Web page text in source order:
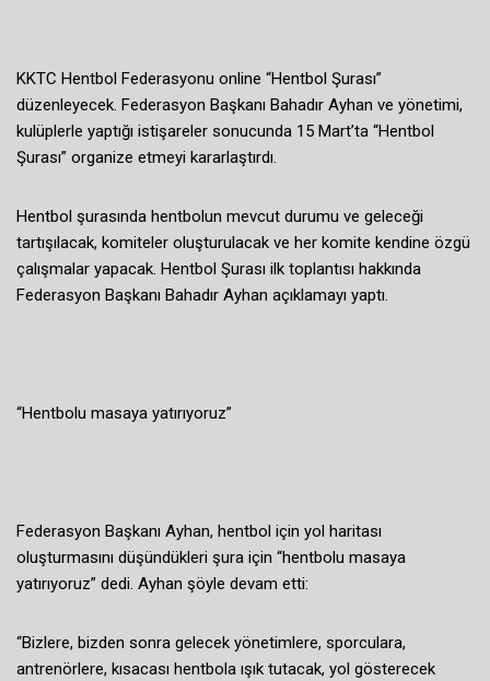
KKTC Hentbol Federasyonu online “Hentbol Şurası”
düzenleyecek. Federasyon Başkanı Bahadır Ayhan ve yönetimi,
kulüplerle yaptığı istişareler sonucunda 15 Mart’ta “Hentbol
Şurası” organize etmeyi kararlaştırdı.
Hentbol şurasında hentbolun mevcut durumu ve geleceği
tartışılacak, komiteler oluşturulacak ve her komite kendine özgü
çalışmalar yapacak. Hentbol Şurası ilk toplantısı hakkında
Federasyon Başkanı Bahadır Ayhan açıklamayı yaptı.
“Hentbolu masaya yatırıyoruz”
Federasyon Başkanı Ayhan, hentbol için yol haritası
oluşturmasını düşündükleri şura için “hentbolu masaya
yatırıyoruz” dedi. Ayhan şöyle devam etti:
“Bizlere, bizden sonra gelecek yönetimlere, sporculara,
antrenörlere, kısacası hentbola ışık tutacak, yol gösterecek